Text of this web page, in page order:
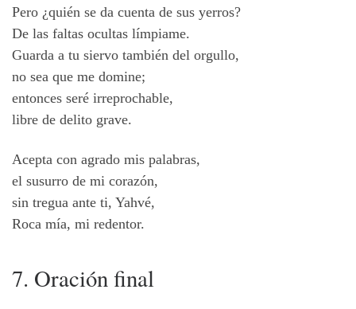
Pero ¿quién se da cuenta de sus yerros?
De las faltas ocultas límpiame.
Guarda a tu siervo también del orgullo,
no sea que me domine;
entonces seré irreprochable,
libre de delito grave.
Acepta con agrado mis palabras,
el susurro de mi corazón,
sin tregua ante ti, Yahvé,
Roca mía, mi redentor.
7. Oración final